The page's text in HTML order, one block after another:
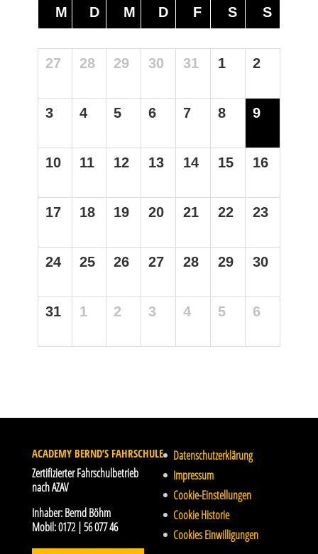
M D M D F S S
27 28 29 30 31 1 2
3 4 5 6 7 8 9
10 11 12 13 14 15 16
17 18 19 20 21 22 23
24 25 26 27 28 29 30
31 1 2 3 4 5 6
ACADEMY BERND’S FAHRSCHULE
Zertifizierter Fahrschulbetrieb
nach AZAV
Inhaber:Bernd Böhm
Mobil:0172 | 56 077 46
Datenschutzerklärung
Impressum
Cookie-Einstellungen
Cookie Historie
Cookies Einwilligungen